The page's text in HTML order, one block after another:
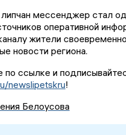
мессенджер стал
оперативной
жители
новости региона.
по ссылке и
newslipetskru!
Белоусова